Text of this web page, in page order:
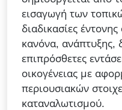
εισαγωγή των
διαδικασίες
κανόνα, ανάπτυξης,
επιπρόσθετες
οικογένειας με
περιουσιακών
καταναλωτισμού.